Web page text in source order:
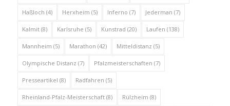
Haßloch (4) Herxheim (5) Inferno (7) Jederman (7)
Kalmit(8) Karlsruhe (5) Kunstrad (20) Laufen (138)
Mannheim (5) Marathon (42) Mitteldistanz (5)
Olympische Distanz (7) Pfalzmeisterschaften (7)
Presseartikel (8) Radfahren (5)
Rheinland-Pfalz-Meisterschaft(8) Rülzheim (8)